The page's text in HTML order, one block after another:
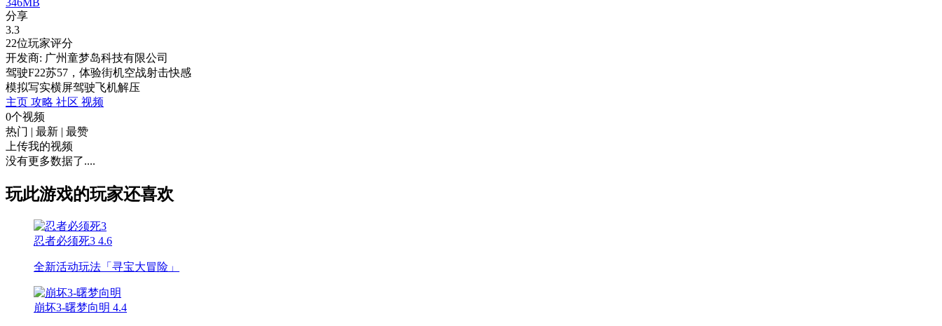
分享
3.3
22位玩家评分
开发商: 广州童梦岛科技有限公司
驾驶F22苏57，体验街机空战射击快感
模拟写实横屏驾驶飞机解压
主页 攻略 社区 视频
0个视频
热门 | 最新 | 最赞
上传我的视频
没有更多数据了....
玩此游戏的玩家还喜欢
忍者必须死3 4.6
全新活动玩法「寻宝大冒险」
崩坏3-曙梦向明 4.4